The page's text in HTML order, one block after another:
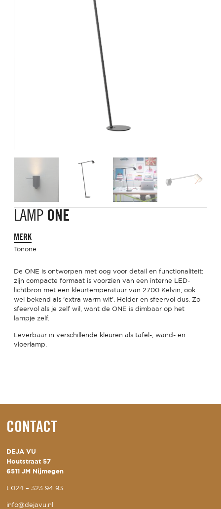
LAMP ONE
MERK
Tonone
De ONE is ontworpen met oog voor detail en functionaliteit:
zijn compacte formaat is voorzien van een interne LED-
lichtbron met een kleurtemperatuur van 2700 Kelvin, ook
wel bekend als ‘extra warm wit’. Helder en sfeervol dus. Zo
sfeervol als je zelf wil, want de ONE is dimbaar op het
lampje zelf.
Leverbaar in verschillende kleuren als tafel-, wand- en
vloerlamp.
CONTACT
DEJA VU
Houtstraat 57
6511 JM Nijmegen
t024 – 323 94 93
info@dejavu.nl